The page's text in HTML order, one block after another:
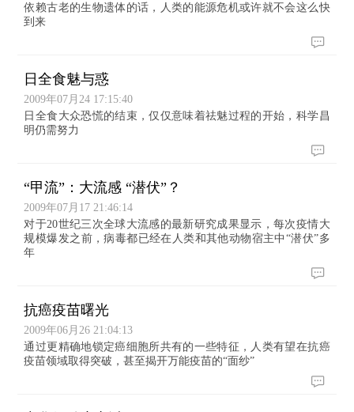
依赖古老的生物遗体的话，人类的能源危机或许就不会这么快
到来
日全食魅与惑
2009年07月24 17:15:40
日全食大众恐慌的结束，仅仅意味着祛魅过程的开始，科学昌
明仍需努力
“甲流”：大流感 “潜伏”？
2009年07月17 21:46:14
对于20世纪三次全球大流感的最新研究成果显示，每次疫情大
规模爆发之前，病毒都已经在人类和其他动物宿主中“潜伏”多
年
抗癌疫苗曙光
2009年06月26 21:04:13
通过更精确地锁定癌细胞所共有的一些特征，人类有望在抗癌
疫苗领域取得突破，甚至揭开万能疫苗的“面纱”